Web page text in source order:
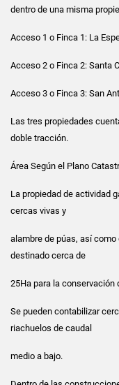
dentro de una misma
Acceso 1 o Finca 1: La
Acceso 2 o Finca 2: Santa
Acceso 3 o Finca 3: San
Las tres propiedades
doble tracción.
Área Según el Plano
La propiedad de actividad
cercas vivas y
alambre de púas, así
destinado cerca de
25Ha para la conservación
Se pueden contabilizar
riachuelos de caudal
medio a bajo.